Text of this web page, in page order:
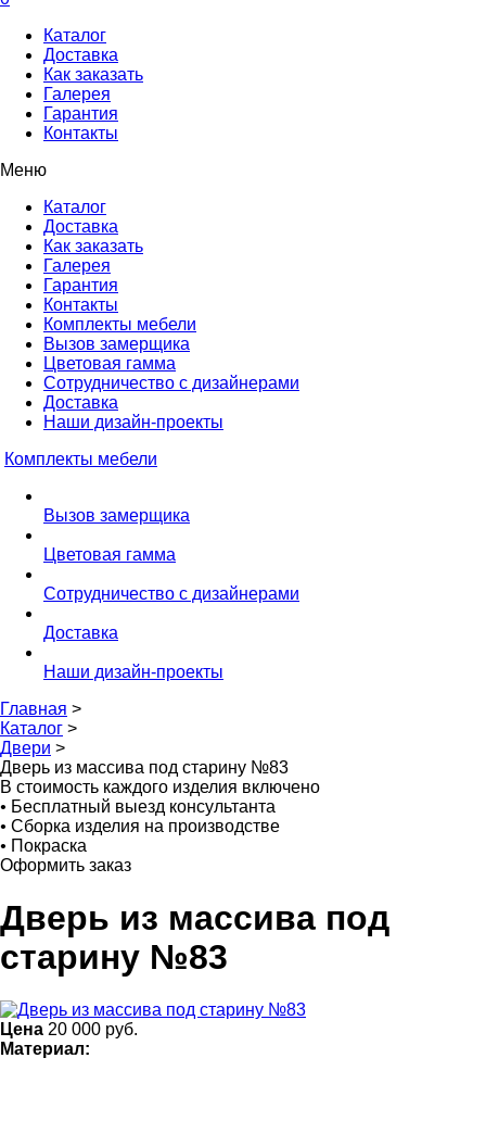
Каталог
Доставка
Как заказать
Галерея
Гарантия
Контакты
Меню
Каталог
Доставка
Как заказать
Галерея
Гарантия
Контакты
Комплекты мебели
Вызов замерщика
Цветовая гамма
Сотрудничество с дизайнерами
Доставка
Наши дизайн-проекты
Комплекты мебели
Вызов замерщика
Цветовая гамма
Сотрудничество с дизайнерами
Доставка
Наши дизайн-проекты
Главная >
Каталог >
Двери >
Дверь из массива под старину №83
В стоимость каждого изделия включено
• Бесплатный выезд консультанта
• Сборка изделия на производстве
• Покраска
Оформить заказ
Дверь из массива под
старину №83
Цена 20 000 руб.
Материал: